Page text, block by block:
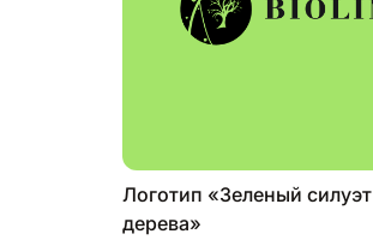
Логотип «Зеленый силуэт
дерева»